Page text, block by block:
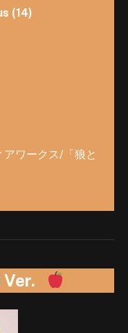
(14)
ワークス/「狼と
Ver.